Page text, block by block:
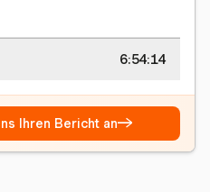
6:54:15
Ihren Bericht an→